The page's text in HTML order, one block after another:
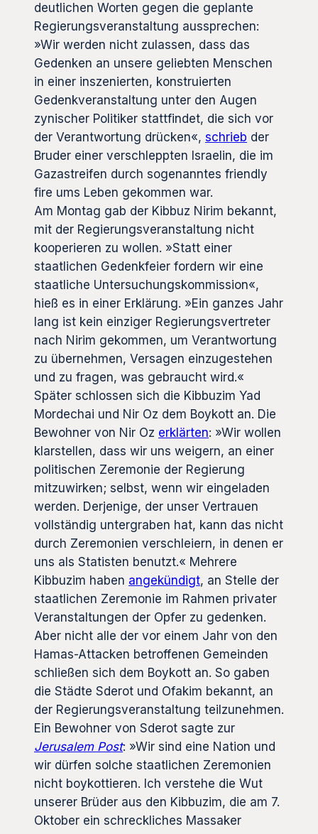
deutlichen Worten gegen die geplante
Regierungsveranstaltung aussprechen:
»Wir werden nicht zulassen, dass das
Gedenken an unsere geliebten Menschen
in einer inszenierten, konstruierten
Gedenkveranstaltung unter den Augen
zynischer Politiker stattfindet, die sich vor
der Verantwortung drücken«, schrieb der
Bruder einer verschleppten Israelin, die im
Gazastreifen durch sogenanntes friendly
fire ums Leben gekommen war.
Am Montag gab der Kibbuz Nirim bekannt,
mit der Regierungsveranstaltung nicht
kooperieren zu wollen. »Statt einer
staatlichen Gedenkfeier fordern wir eine
staatliche Untersuchungskommission«,
hieß es in einer Erklärung. »Ein ganzes Jahr
lang ist kein einziger Regierungsvertreter
nach Nirim gekommen, um Verantwortung
zu übernehmen, Versagen einzugestehen
und zu fragen, was gebraucht wird.«
Später schlossen sich die Kibbuzim Yad
Mordechai und Nir Oz dem Boykott an. Die
Bewohner von Nir Oz erklärten: »Wir wollen
klarstellen, dass wir uns weigern, an einer
politischen Zeremonie der Regierung
mitzuwirken; selbst, wenn wir eingeladen
werden. Derjenige, der unser Vertrauen
vollständig untergraben hat, kann das nicht
durch Zeremonien verschleiern, in denen er
uns als Statisten benutzt.« Mehrere
Kibbuzim haben angekündigt, an Stelle der
staatlichen Zeremonie im Rahmen privater
Veranstaltungen der Opfer zu gedenken.
Aber nicht alle der vor einem Jahr von den
Hamas-Attacken betroffenen Gemeinden
schließen sich dem Boykott an. So gaben
die Städte Sderot und Ofakim bekannt, an
der Regierungsveranstaltung teilzunehmen.
Ein Bewohner von Sderot sagte zur
Jerusalem Post: »Wir sind eine Nation und
wir dürfen solche staatlichen Zeremonien
nicht boykottieren. Ich verstehe die Wut
unserer Brüder aus den Kibbuzim, die am 7.
Oktober ein schreckliches Massaker